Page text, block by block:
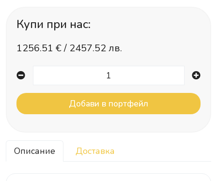
Купи при нас:
1256.51 € / 2457.52 лв.
Описание Доставка